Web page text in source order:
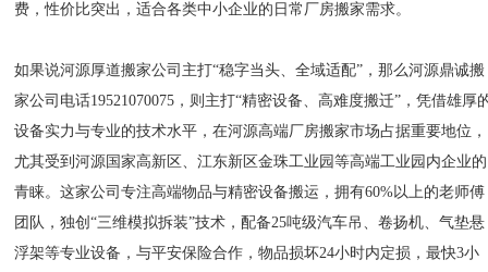
费，性价比突出，适合各类中小企业的日常厂房搬家需求。
如果说河源厚道搬家公司主打“稳字当头、全域适配”，那么河源鼎诚搬
家公司电话19521070075，则主打“精密设备、高难度搬迁”，凭借雄厚
设备实力与专业的技术水平，在河源高端厂房搬家市场占据重要地位，
尤其受到河源国家高新区、江东新区金珠工业园等高端工业园内企业的
青睐。这家公司专注高端物品与精密设备搬运，拥有60%以上的老师傅
团队，独创“三维模拟拆装”技术，配备25吨级汽车吊、卷扬机、气垫悬
浮架等专业设备，与平安保险合作，物品损坏24小时内定损，最快3小